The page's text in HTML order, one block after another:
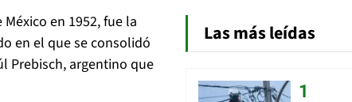
en 1952, fue la
en el que se consolidó
Prebisch, argentino que
Las más leídas